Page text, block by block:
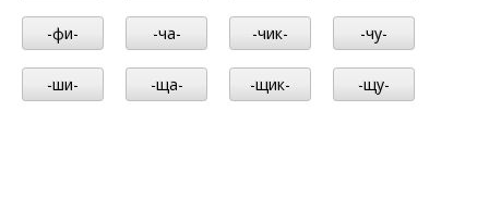
-фи- -ча- -чик- -чу-
-ши- -ща- -щик- -щу-